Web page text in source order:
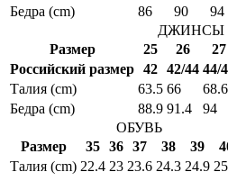
Бедра (cm)
86 90 94
ДЖИНСЫ
Размер
25 26 27
Российский размер 42 42/44 44/
Талия (cm)
63.5 66 68.6
Бедра (cm)
88.9 91.4 94
ОБУВЬ
Размер
35 36 37 38 39
Талия (cm) 22.4 23 23.6 24.3 24.9